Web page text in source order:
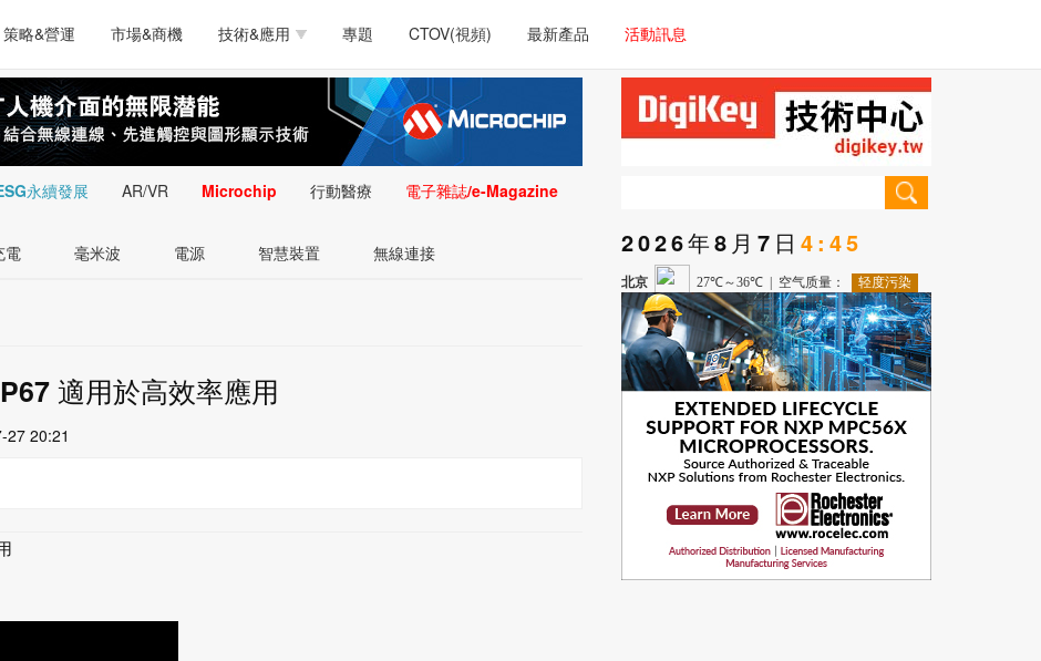
測試量測
軟體/工具 醫療電子
人工智慧 安防監控
策略&營運 市場&商機 技術&應用
電源技術
醫療電子 通訊&網路
類比技術 LED/照明技術 微處理器/微控制器
嵌入技術 感測技術
專題 CTOV(視頻) 最新產品 活動訊息
軟體/工具 醫療電子
人工智慧 安防監控
醫療電子 通訊&網路 介面技術
類比技術 LED/照明技術 微處理器/微控制器
嵌入技術 感測技術 量測儀器
智慧型視覺影像/監
控技術
永續發展 AR/VR Microchip 行動醫療 電子雜誌/e-Magazine
電 毫米波 電源 智慧裝置 無線連接
適用於高效率應用
27 20:21
2026年8月7日 4:45